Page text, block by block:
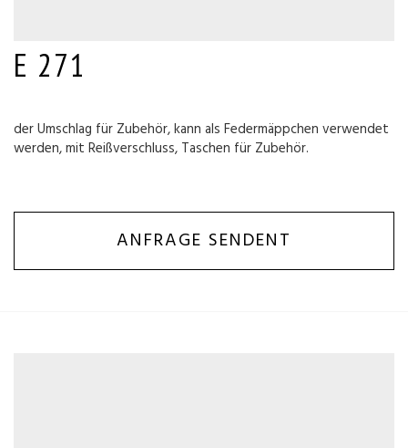
E 271
der Umschlag für Zubehör, kann als Federmäppchen verwendet
werden, mit Reißverschluss, Taschen für Zubehör.
ANFRAGE SENDENT